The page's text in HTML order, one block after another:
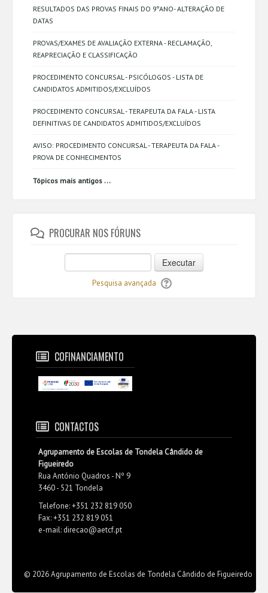
RESULTADOS DAS PROVAS FINAIS DO 9ºANO- ALTERAÇÃO DE
DATAS
PROVAS/EXAMES DE AVALIAÇÃO EXTERNA - RECLAMAÇÃO,
REAPRECIAÇÃO E CLASSIFICAÇÃO
PROCEDIMENTO CONCURSAL - PSICÓLOGOS - LISTA DE
CANDIDATOS ADMITIDOS/EXCLUÍDOS
PROCEDIMENTO CONCURSAL - TERAPEUTA DA FALA - LISTA
DEFINITIVAS DE CANDIDATOS ADMITIDOS/EXCLUÍDOS
AVISO: PROCEDIMENTO CONCURSAL - TERAPEUTA DA FALA -
PROVA DE CONHECIMENTOS
Tópicos mais antigos ...
PROCURAR NOS FÓRUNS
Executar
Pesquisa avançada
COFINANCIAMENTO
CONTACTOS
Agrupamento de Escolas de Tondela Cândido de
Figueiredo
Rua António Quadros - Nº 9
3460 - 521 Tondela
Telefone: +351 232 819 050
Fax: +351 232 819 051
e-mail: direcao@aetcf.pt
© 2026 Agrupamento de Escolas de Tondela Cândido de Figueiredo